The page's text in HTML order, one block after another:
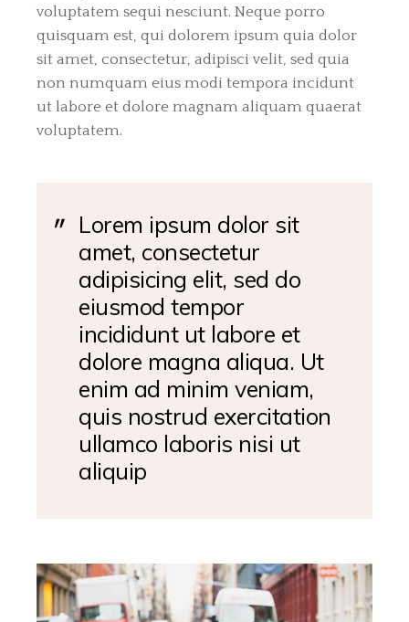
voluptatem sequi nesciunt. Neque porro
quisquam est, qui dolorem ipsum quia dolor
sit amet, consectetur, adipisci velit, sed quia
non numquam eius modi tempora incidunt
ut labore et dolore magnam aliquam quaerat
voluptatem.
Lorem ipsum dolor sit
amet, consectetur
adipisicing elit, sed do
eiusmod tempor
incididunt ut labore et
dolore magna aliqua. Ut
enim ad minim veniam,
quis nostrud exercitation
ullamco laboris nisi ut
aliquip